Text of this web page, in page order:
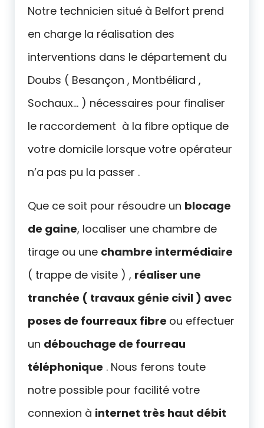
Notre technicien situé à Belfort prend
en charge la réalisation des
interventions dans le département du
Doubs ( Besançon , Montbéliard ,
Sochaux… ) nécessaires pour finaliser
le raccordement à la fibre optique de
votre domicile lorsque votre opérateur
n’a pas pu la passer .
Que ce soit pour résoudre un blocage
de gaine, localiser une chambre de
tirage ou une chambre intermédiaire
( trappe de visite ) , réaliser une
tranchée ( travaux génie civil ) avec
poses de fourreaux fibre ou effectuer
un débouchage de fourreau
téléphonique . Nous ferons toute
notre possible pour facilité votre
connexion à internet très haut débit